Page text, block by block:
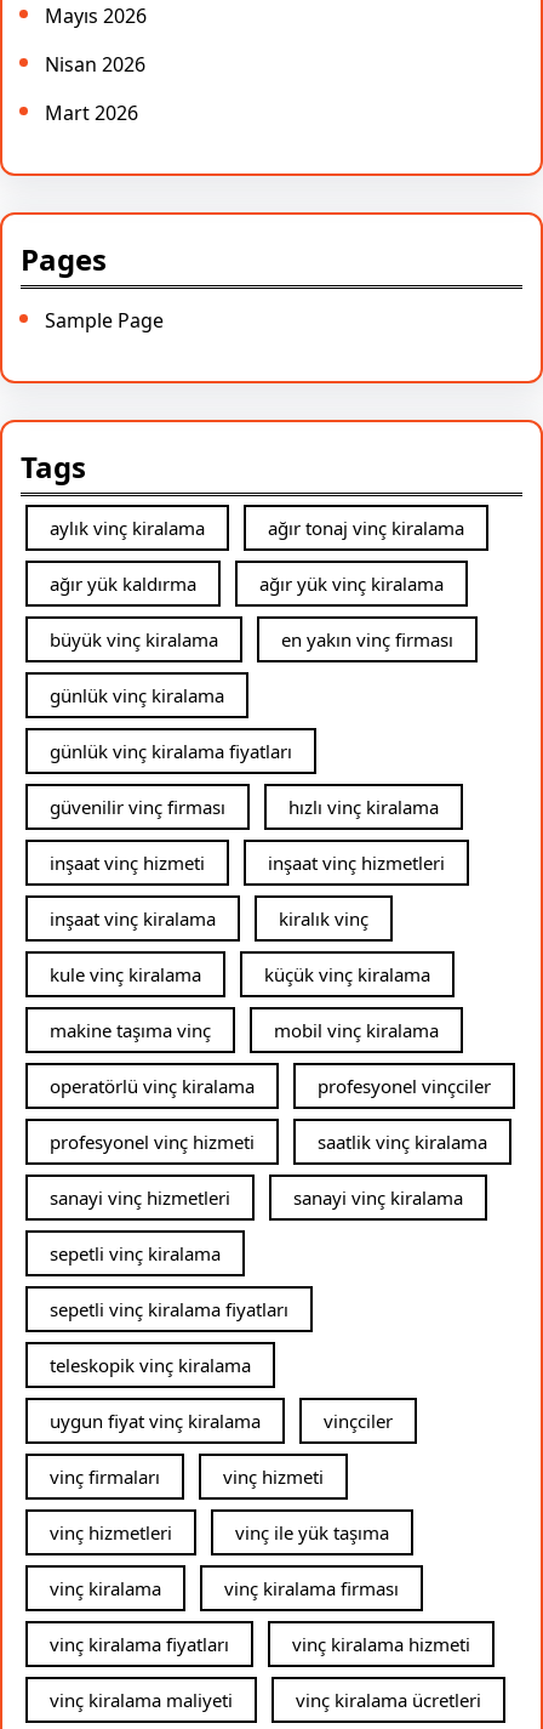
Mayıs 2026
Nisan 2026
Mart 2026
Pages
Sample Page
Tags
aylık vinç kiralama ağır tonaj vinç kiralama
ağır yük kaldırma ağır yük vinç kiralama
büyük vinç kiralama en yakın vinç firması
günlük vinç kiralama
günlük vinç kiralama fiyatları
güvenilir vinç firması hızlı vinç kiralama
inşaat vinç hizmeti inşaat vinç hizmetleri
inşaat vinç kiralama kiralık vinç
kule vinç kiralama küçük vinç kiralama
makine taşıma vinç mobil vinç kiralama
operatörlü vinç kiralama profesyonel vinçciler
profesyonel vinç hizmeti saatlik vinç kiralama
sanayi vinç hizmetleri sanayi vinç kiralama
sepetli vinç kiralama
sepetli vinç kiralama fiyatları
teleskopik vinç kiralama
uygun fiyat vinç kiralama vinçciler
vinç firmaları vinç hizmeti
vinç hizmetleri vinç ile yük taşıma
vinç kiralama vinç kiralama firması
vinç kiralama fiyatları vinç kiralama hizmeti
vinç kiralama maliyeti vinç kiralama ücretleri